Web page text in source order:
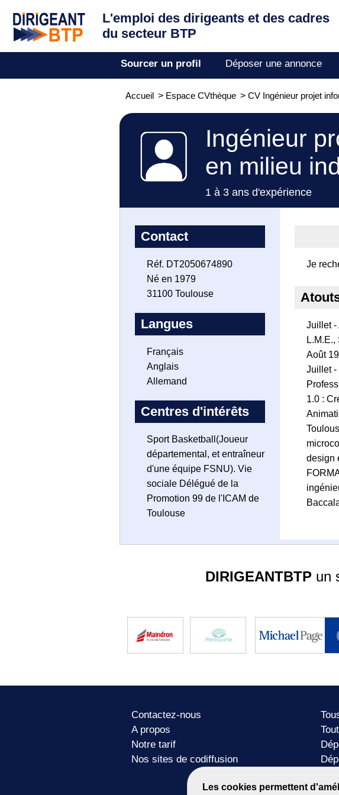
L'emploi des dirigeants et des cadres
du secteur BTP
Sourcer un profil Déposer une annonce
Accueil > Espace CVthèque > CV Ingénieur projet
Ingénieur
en milieu
1 à 3 ans d'expérience
Contact
Réf. DT2050674890
Né en 1979
31100 Toulouse
Langues
Français
Anglais
Allemand
Centres d'intérêts
Sport Basketball(Joueur
départemental, et entraîneur
d'une équipe FSNU). Vie
sociale Délégué de la
Promotion 99 de l'ICAM de
Toulouse
Je
Juillet -
Août
Juillet -
1.0 :
design
Les cookies permettent
DIRIGEANTBTPun
Contactez-nous
A propos
Notre tarif
Nos sites de codiffusion